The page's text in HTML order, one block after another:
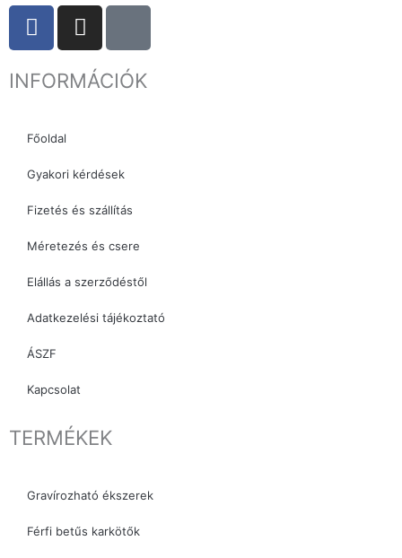
F
a
e
o
o
k
I
n
t
a
t
INFORMÁCIÓK
Főoldal
Gyakori kérdések
Fizetés és szállítás
Méretezés és csere
Elállás a szerződéstől
Adatkezelési tájékoztató
ÁSZF
Kapcsolat
TERMÉKEK
Gravírozható ékszerek
Férfi betűs karkötők